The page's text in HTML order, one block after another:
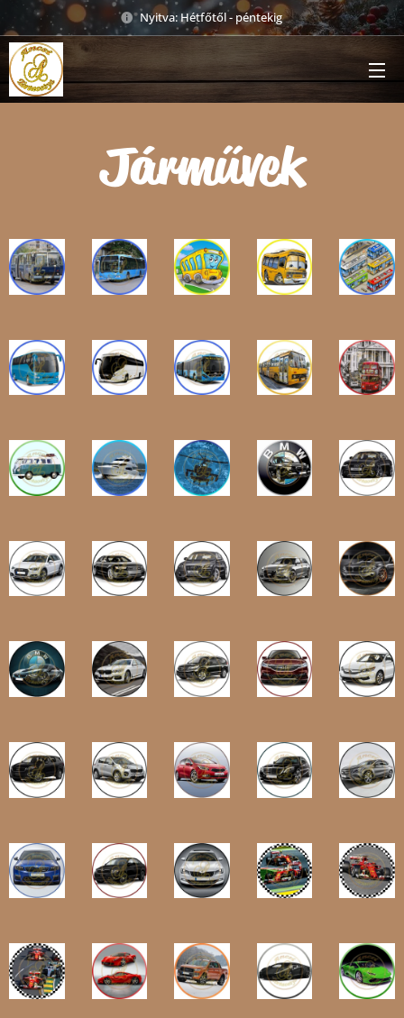
Nyitva: Hétfőtől - péntekig
Járművek